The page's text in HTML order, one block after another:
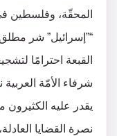
المحقّة، وفلسطين
“”إسرائيل” شر
القبعة احترامًا
شرفاء الأمّة
يقدر عليه
نصرة القضايا